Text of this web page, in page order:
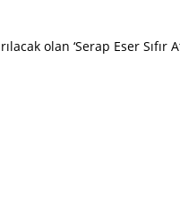
olan ‘Serap Eser Sıfır